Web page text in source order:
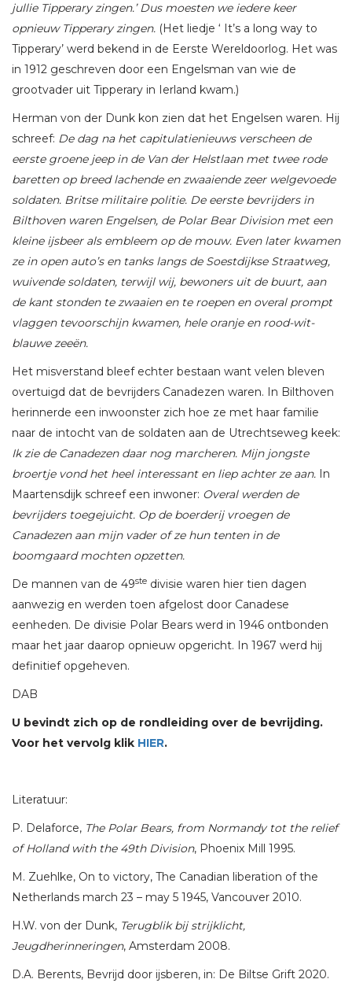
jullie Tipperary zingen.’ Dus moesten we iedere keer
opnieuw Tipperary zingen. (Het liedje ‘ It’s a long way to
Tipperary’ werd bekend in de Eerste Wereldoorlog. Het was
in 1912 geschreven door een Engelsman van wie de
grootvader uit Tipperary in Ierland kwam.)
Herman von der Dunk kon zien dat het Engelsen waren. Hij
schreef: De dag na het capitulatienieuws verscheen de
eerste groene jeep in de Van der Helstlaan met twee rode
baretten op breed lachende en zwaaiende zeer welgevoede
soldaten. Britse militaire politie. De eerste bevrijders in
Bilthoven waren Engelsen, de Polar Bear Division met een
kleine ijsbeer als embleem op de mouw. Even later kwamen
ze in open auto’s en tanks langs de Soestdijkse Straatweg,
wuivende soldaten, terwijl wij, bewoners uit de buurt, aan
de kant stonden te zwaaien en te roepen en overal prompt
vlaggen tevoorschijn kwamen, hele oranje en rood-wit-
blauwe zeeën.
Het misverstand bleef echter bestaan want velen bleven
overtuigd dat de bevrijders Canadezen waren. In Bilthoven
herinnerde een inwoonster zich hoe ze met haar familie
naar de intocht van de soldaten aan de Utrechtseweg keek:
Ik zie de Canadezen daar nog marcheren. Mijn jongste
broertje vond het heel interessant en liep achter ze aan. In
Maartensdijk schreef een inwoner: Overal werden de
bevrijders toegejuicht. Op de boerderij vroegen de
Canadezen aan mijn vader of ze hun tenten in de
boomgaard mochten opzetten.
De mannen van de 49ste divisie waren hier tien dagen
aanwezig en werden toen afgelost door Canadese
eenheden. De divisie Polar Bears werd in 1946 ontbonden
maar het jaar daarop opnieuw opgericht. In 1967 werd hij
definitief opgeheven.
DAB
U bevindt zich op de rondleiding over de bevrijding.
Voor het vervolg klik HIER.
Literatuur:
P. Delaforce, The Polar Bears, from Normandy tot the relief
of Holland with the 49th Division, Phoenix Mill 1995.
M. Zuehlke, On to victory, The Canadian liberation of the
Netherlands march 23 – may 5 1945, Vancouver 2010.
H.W. von der Dunk, Terugblik bij strijklicht,
Jeugdherinneringen, Amsterdam 2008.
D.A. Berents, Bevrijd door ijsberen, in: De Biltse Grift 2020.